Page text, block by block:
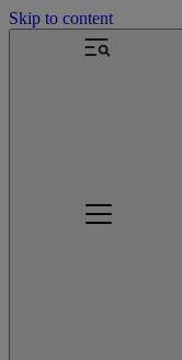
Skip to content